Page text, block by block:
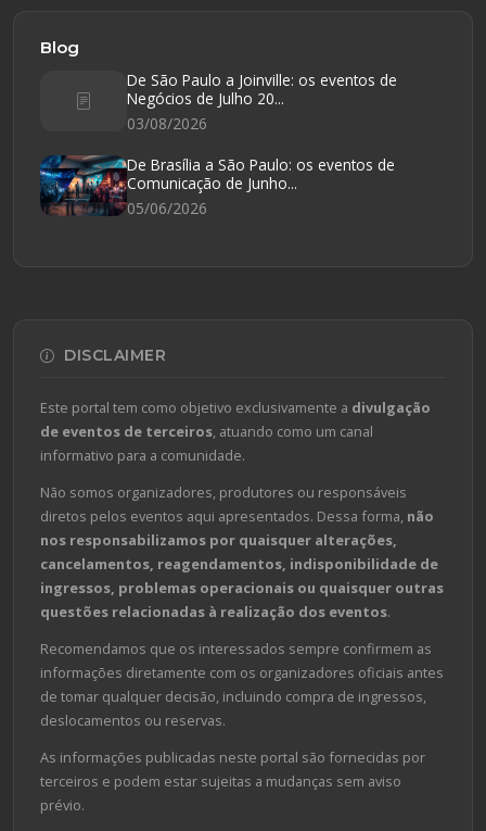
Blog
De São Paulo a Joinville: os eventos de
Negócios de Julho 20...
03/08/2026
De Brasília a São Paulo: os eventos de
Comunicação de Junho...
05/06/2026
DISCLAIMER
Este portal tem como objetivo exclusivamente a divulgação
de eventos de terceiros, atuando como um canal
informativo para a comunidade.
Não somos organizadores, produtores ou responsáveis
diretos pelos eventos aqui apresentados. Dessa forma, não
nos responsabilizamos por quaisquer alterações,
cancelamentos, reagendamentos, indisponibilidade de
ingressos, problemas operacionais ou quaisquer outras
questões relacionadas à realização dos eventos.
Recomendamos que os interessados sempre confirmem as
informações diretamente com os organizadores oficiais antes
de tomar qualquer decisão, incluindo compra de ingressos,
deslocamentos ou reservas.
As informações publicadas neste portal são fornecidas por
terceiros e podem estar sujeitas a mudanças sem aviso
prévio.